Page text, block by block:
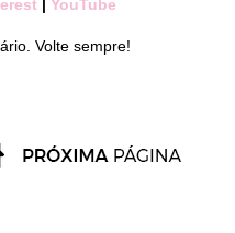
| YouTube
Volte sempre!